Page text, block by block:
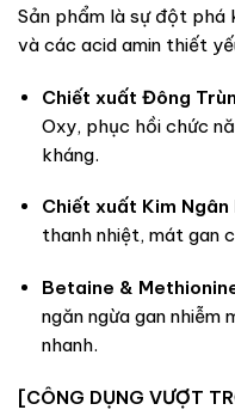
Sản phẩm là sự đột
và các acid amin thiết
Chiết xuất Đông
Oxy, phục hồi chức
kháng.
Chiết xuất Kim Ngân
thanh nhiệt, mát gan
Betaine &
ngăn ngừa gan
nhanh.
[CÔNG DỤNG VƯỢT